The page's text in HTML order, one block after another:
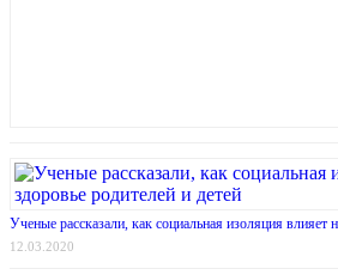
Ученые рассказали, как социальная изоляция влияет
12.03.2020